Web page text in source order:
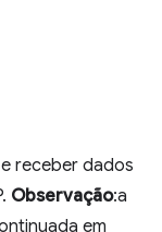
receber dados
Observação:a
em